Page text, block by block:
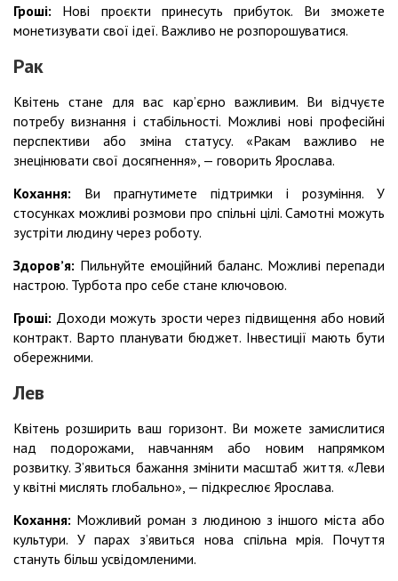
Гроші: Нові проєкти принесуть прибуток. Ви зможете
монетизувати свої ідеї. Важливо не розпорошуватися.
Рак
Квітень стане для вас кар’єрно важливим. Ви відчуєте
потребу визнання і стабільності. Можливі нові професійні
перспективи або зміна статусу. «Ракам важливо не
знецінювати свої досягнення», — говорить Ярослава.
Кохання: Ви прагнутимете підтримки і розуміння. У
стосунках можливі розмови про спільні цілі. Самотні можуть
зустріти людину через роботу.
Здоровʼя: Пильнуйте емоційний баланс. Можливі перепади
настрою. Турбота про себе стане ключовою.
Гроші: Доходи можуть зрости через підвищення або новий
контракт. Варто планувати бюджет. Інвестиції мають бути
обережними.
Лев
Квітень розширить ваш горизонт. Ви можете замислитися
над подорожами, навчанням або новим напрямком
розвитку. З’явиться бажання змінити масштаб життя. «Леви
у квітні мислять глобально», — підкреслює Ярослава.
Кохання: Можливий роман з людиною з іншого міста або
культури. У парах з’явиться нова спільна мрія. Почуття
стануть більш усвідомленими.